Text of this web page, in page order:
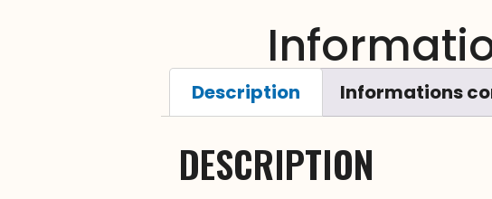
Description Informations
DESCRIPTION